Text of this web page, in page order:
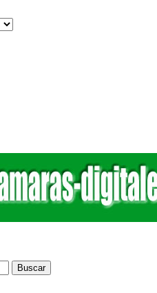
Buscar